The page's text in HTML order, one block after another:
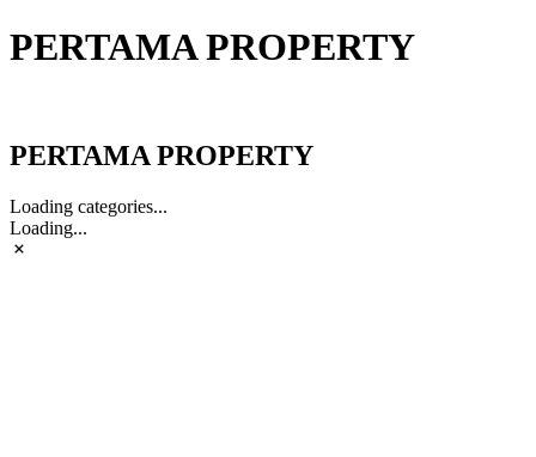
PERTAMA PROPERTY
PERTAMA PROPERTY
Loading categories...
Loading...